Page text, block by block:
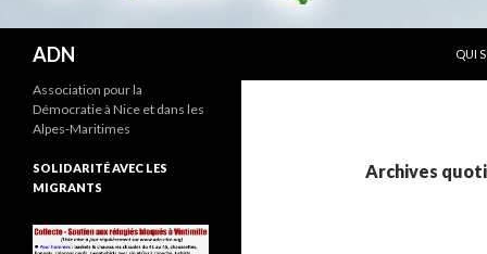
ADN
QUI
Archives
Association pour la
Démocratie à Nice et dans les
Alpes-Maritimes
SOLIDARITÉ AVEC LES
MIGRANTS